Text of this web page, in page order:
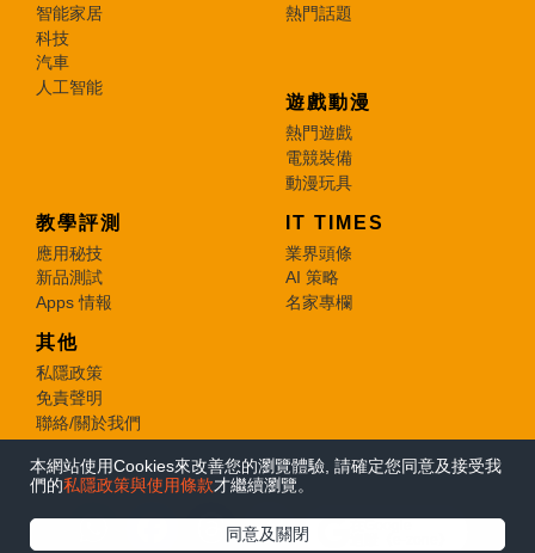
智能家居
科技
汽車
人工智能
熱門話題
遊戲動漫
熱門遊戲
電競裝備
動漫玩具
教學評測
應用秘技
新品測試
Apps 情報
IT TIMES
業界頭條
AI 策略
名家專欄
其他
私隱政策
免責聲明
聯絡/關於我們
© 2026 e-zone. All Rights Reserved.
本網站使用Cookies來改善您的瀏覽體驗, 請確定您同意及接受我
們的私隱政策與使用條款才繼續瀏覽。
同意及關閉